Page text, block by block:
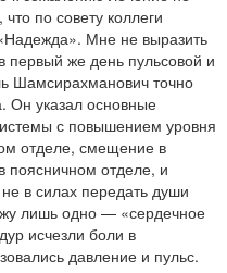
по совету коллеги
Мне не выразить
первый же день пульсовой и
Шамсирахманович точно
Он указал основные
с повышением уровня
отделе, смещение в
поясничном отделе, и
в силах передать души
лишь одно — «сердечное
исчезли боли в
давление и пульс.